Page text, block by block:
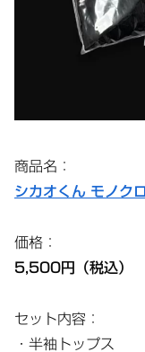
商品名：
シカオくん モノク
価格：
5,500円（税込）
セット内容：
・半袖トップス